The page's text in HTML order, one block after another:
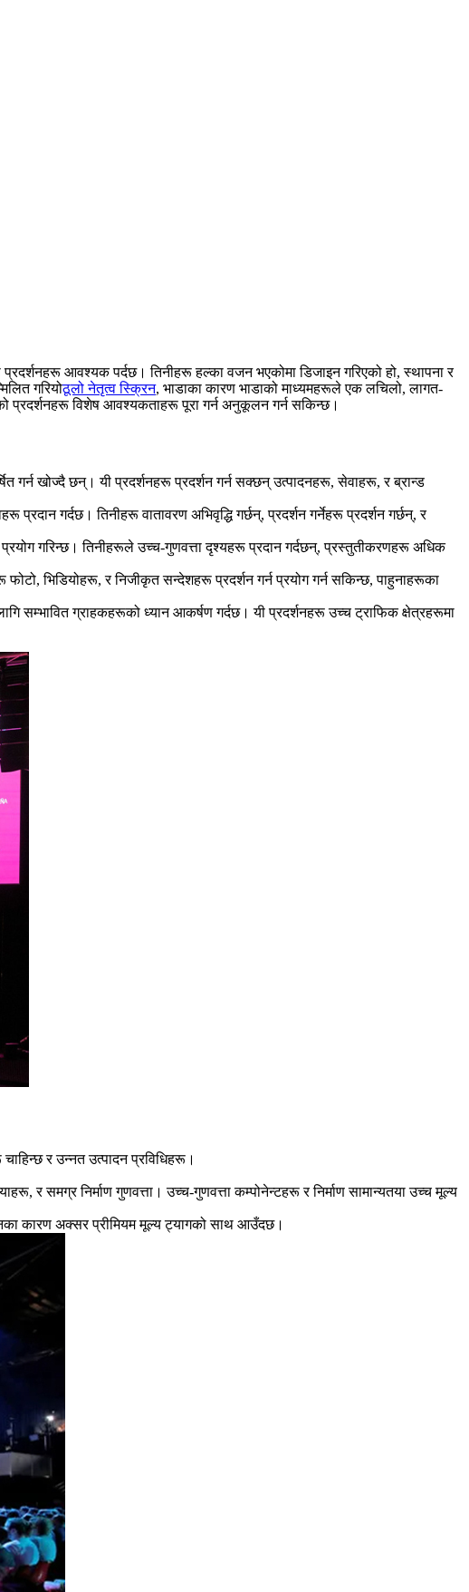
आवश्यक पर्दछ। तिनीहरू हल्का वजन भएकोमा डिजाइन गरिएको हो, स्थापना र
गरियोठूलो नेतृत्व स्क्रिन, भाडाका कारण भाडाको माध्यमहरूले एक लचिलो, लागत-
प्रदर्शनहरू विशेष आवश्यकताहरू पूरा गर्न अनुकूलन गर्न सकिन्छ।
खोज्दै छन्। यी प्रदर्शनहरू प्रदर्शन गर्न सक्छन् उत्पादनहरू, सेवाहरू, र ब्रान्ड
गर्दछ। तिनीहरू वातावरण अभिवृद्धि गर्छन्, प्रदर्शन गर्नेहरू प्रदर्शन गर्छन्, र
गरिन्छ। तिनीहरूले उच्च-गुणवत्ता दृश्यहरू प्रदान गर्दछन्, प्रस्तुतीकरणहरू अधिक
भिडियोहरू, र निजीकृत सन्देशहरू प्रदर्शन गर्न प्रयोग गर्न सकिन्छ, पाहुनाहरूका
सम्भावित ग्राहकहरूको ध्यान आकर्षण गर्दछ। यी प्रदर्शनहरू उच्च ट्राफिक क्षेत्रहरूमा
र उन्नत उत्पादन प्रविधिहरू।
र समग्र निर्माण गुणवत्ता। उच्च-गुणवत्ता कम्पोनेन्टहरू र निर्माण सामान्यतया उच्च मूल्य
कारण अक्सर प्रीमियम मूल्य ट्यागको साथ आउँदछ।